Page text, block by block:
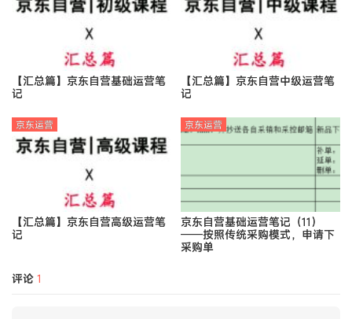
【汇总篇】京东自营基础运营笔
记
【汇总篇】京东自营中级运营笔
记
【汇总篇】京东自营高级运营笔
记
京东运营
京东自营基础运营笔记（11）
——按照传统采购模式，申请下
采购单
京东运营
评论 1